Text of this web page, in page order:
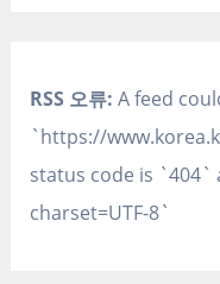
RSS 오류: A feed
`https://
status code is
charset=UTF-8`